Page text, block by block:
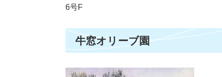
6号F
牛窓オリーブ園